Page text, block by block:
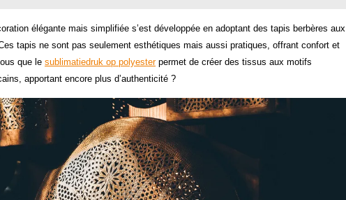
élégante mais simplifiée s’est développée en adoptant des tapis berbères aux
tapis ne sont pas seulement esthétiques mais aussi pratiques, offrant confort et
que le sublimatiedruk op polyesterpermet de créer des tissus aux motifs
apportant encore plus d’authenticité ?